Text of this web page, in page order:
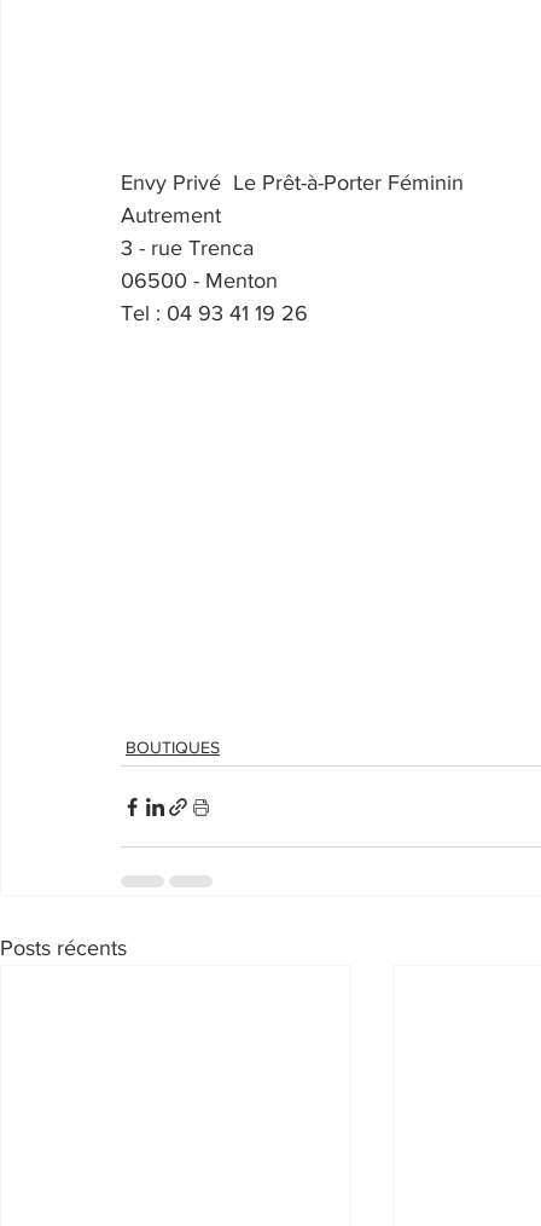
Envy Privé  Le Prêt-à-Porter Féminin
Autrement
3 - rue Trenca
06500 - Menton
Tel : 04 93 41 19 26
BOUTIQUES
Posts récents